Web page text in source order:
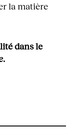
la matière
dans le
.